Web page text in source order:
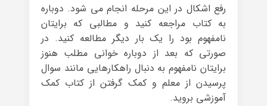
رفع اشکال در این مرحله انجام می شود. دوباره
به کتاب مراجعه کنید و مطالبی که برایتان
نامفهوم بود را یک بار دیگر مطالعه کنید. در
صورتی که بعد از دوباره خوانی مطلب هنوز
برایتان نامفهوم به دنبال راهکارهایی مانند سوال
پرسیدن از معلم و کمک گرفتن از کتاب کمک
آموزشی بروید.